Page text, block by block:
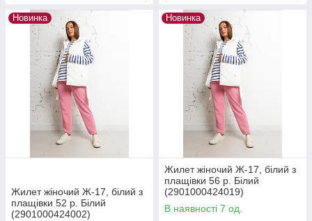
Новинка
Жилет жіночий Ж-17, білий з
плащівки 52 р. Білий
(2901000424002)
Новинка
Жилет жіночий Ж-17, білий з
плащівки 56 р. Білий
(2901000424019)
В наявності 7 од.